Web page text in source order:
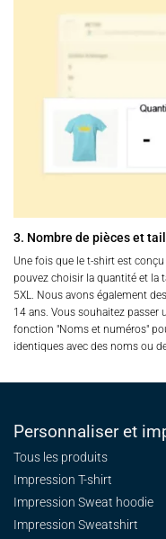
3. Nombre de pièces et
Une fois que le t-shirt est
pouvez choisir la quantité et la
5XL. Nous avons également
14 ans. Vous souhaitez passer
fonction "Noms et numéros"
identiques avec des noms ou
Personnaliser et
Tous les produits
Impression T-shirt
Impression Sweat hoodie
Impression Sweatshirt